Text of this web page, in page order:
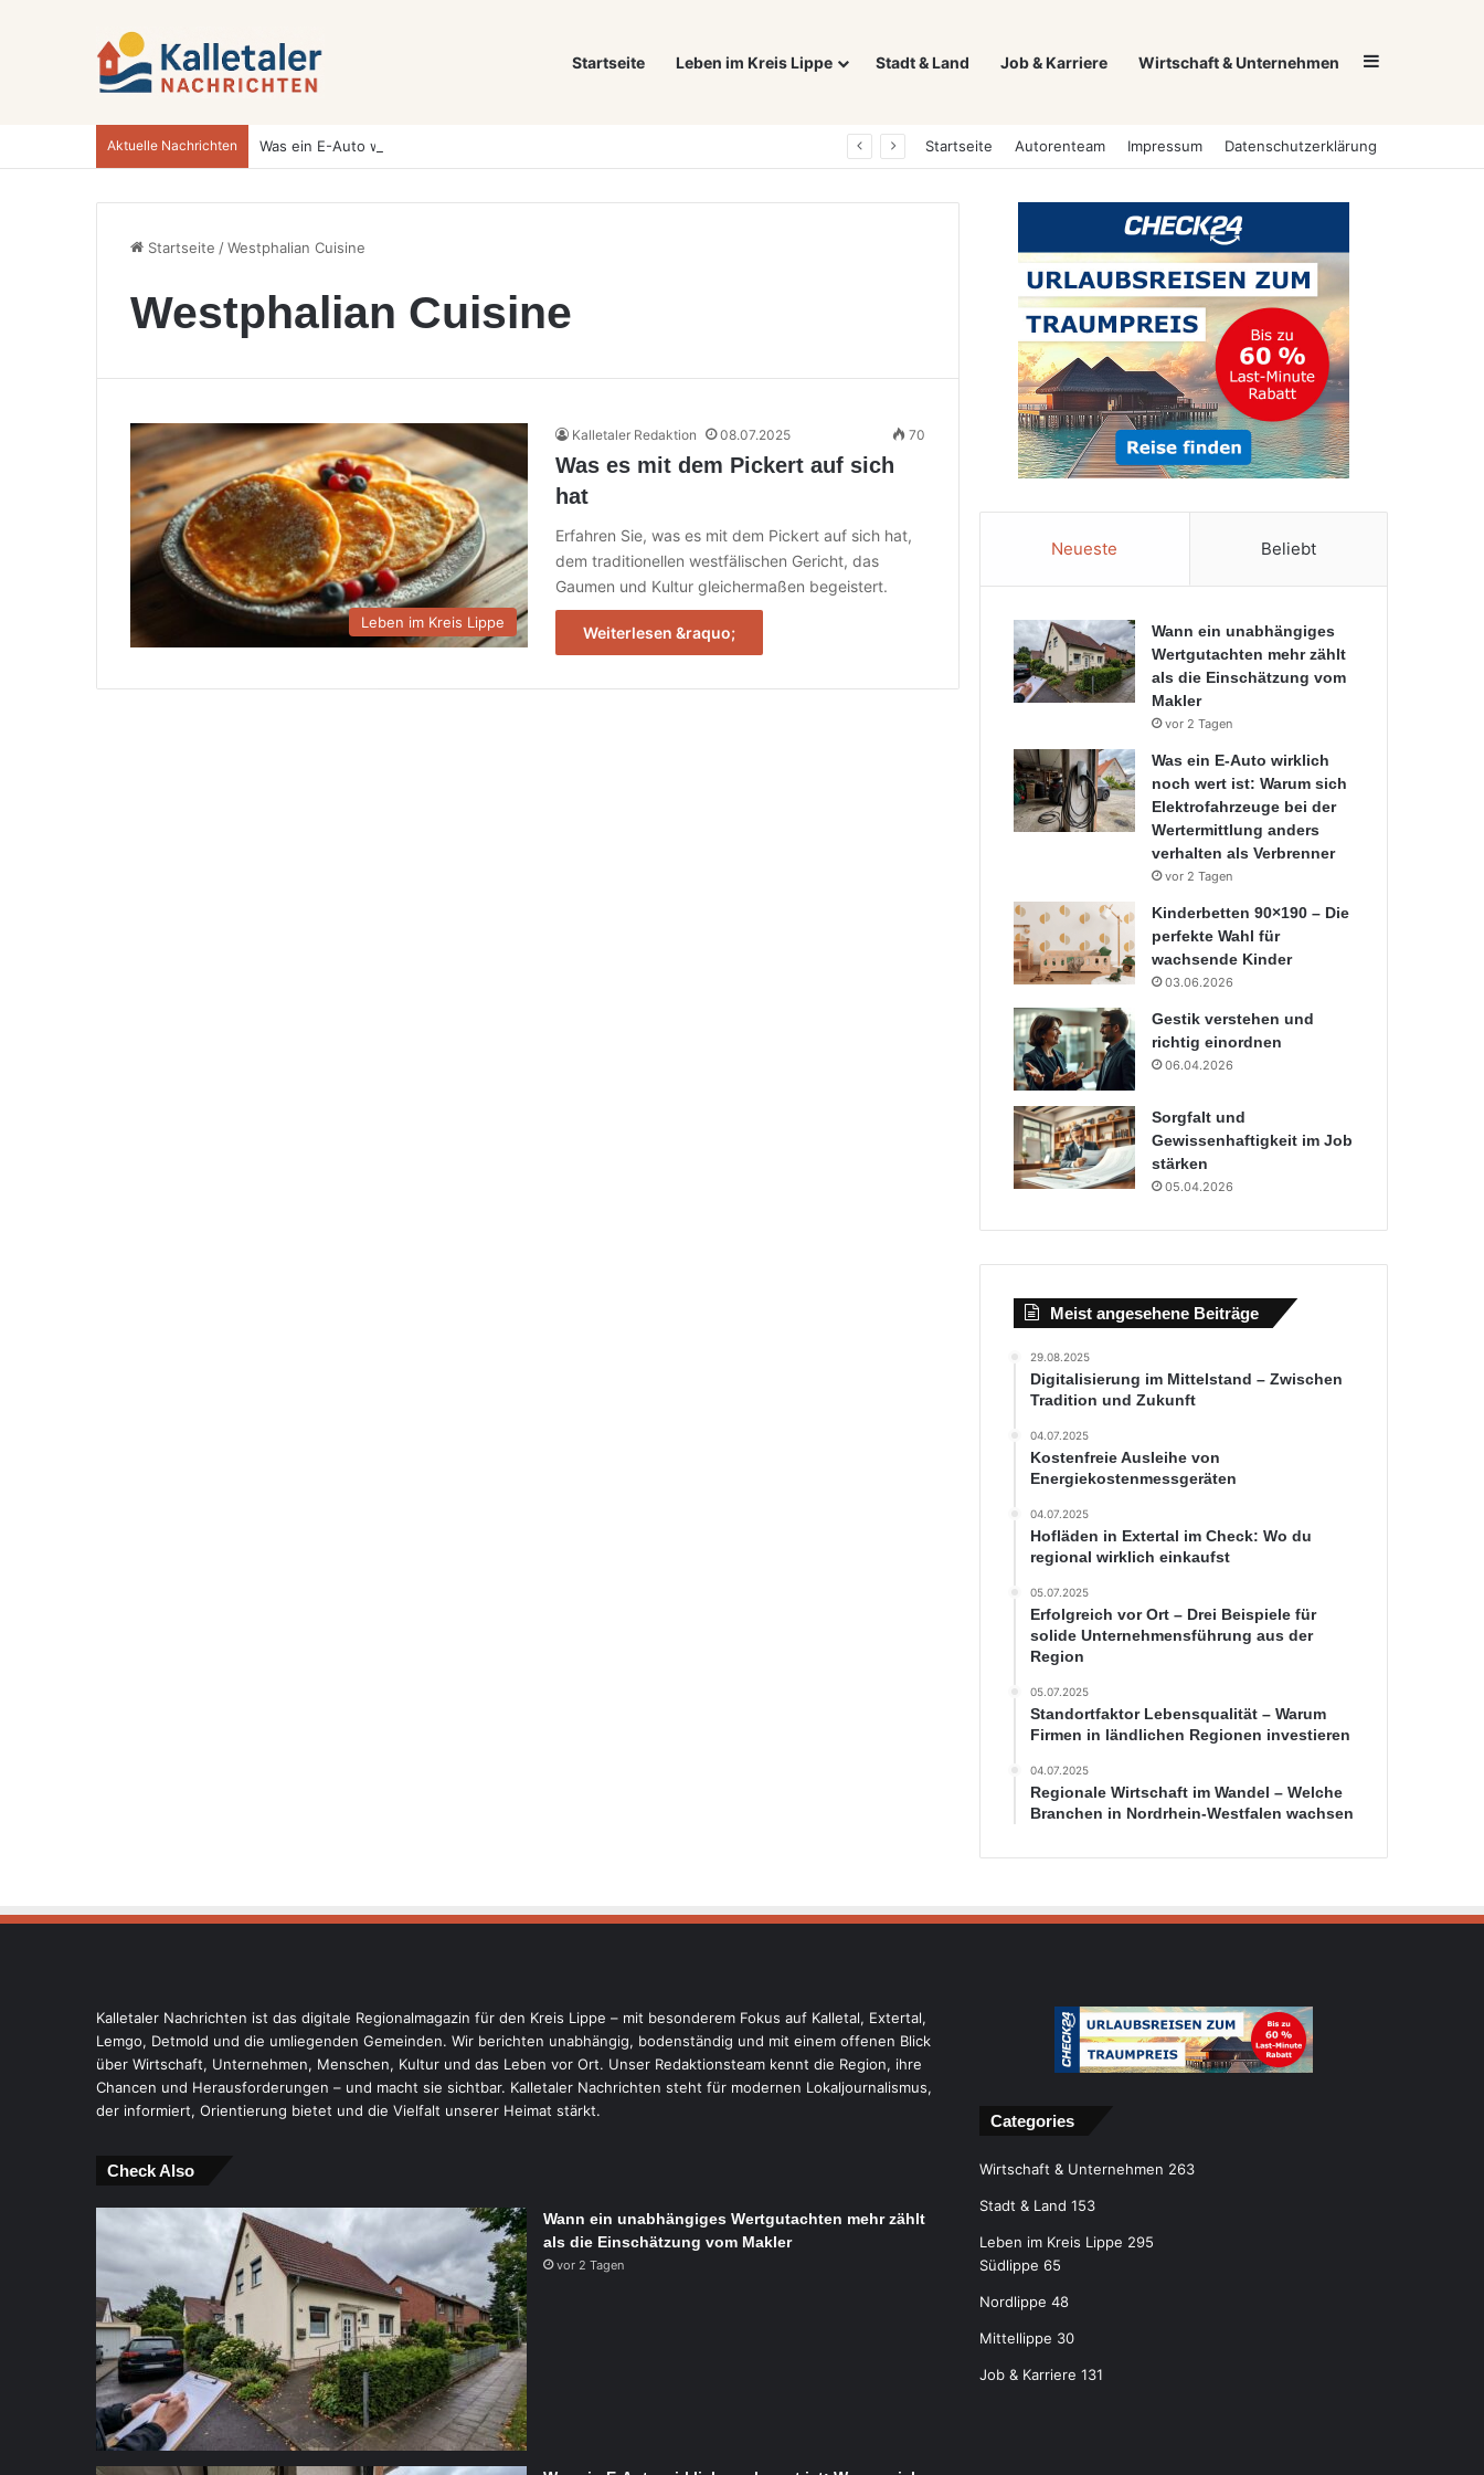
Startseite Leben im Kreis Lippe Stadt & Land Job & Karriere Wirtschaft & Unternehmen Sidebar
Aktuelle Nachrichten Startseite Autorenteam Impressum Datenschutzerklärung
Startseite /Westphalian Cuisine
Westphalian Cuisine
Leben im Kreis Lippe
Kalletaler Redaktion 08.07.2025 70
Was es mit dem Pickert auf sich
hat
Erfahren Sie, was es mit dem Pickert auf sich hat,
dem traditionellen westfälischen Gericht, das
Gaumen und Kultur gleichermaßen begeistert.
Weiterlesen &raquo;
Neueste Beliebt
Wann ein unabhängiges
Wertgutachten mehr zählt
als die Einschätzung vom
Makler
vor 2 Tagen
Was ein E-Auto wirklich
noch wert ist: Warum sich
Elektrofahrzeuge bei der
Wertermittlung anders
verhalten als Verbrenner
vor 2 Tagen
Kinderbetten 90×190 – Die
perfekte Wahl für
wachsende Kinder
03.06.2026
Gestik verstehen und
richtig einordnen
06.04.2026
Sorgfalt und
Gewissenhaftigkeit im Job
stärken
05.04.2026
Meist angesehene Beiträge
29.08.2025
Digitalisierung im Mittelstand – Zwischen
Tradition und Zukunft
04.07.2025
Kostenfreie Ausleihe von
Energiekostenmessgeräten
04.07.2025
Hofläden in Extertal im Check: Wo du
regional wirklich einkaufst
05.07.2025
Erfolgreich vor Ort – Drei Beispiele für
solide Unternehmensführung aus der
Region
05.07.2025
Standortfaktor Lebensqualität – Warum
Firmen in ländlichen Regionen investieren
04.07.2025
Regionale Wirtschaft im Wandel – Welche
Branchen in Nordrhein-Westfalen wachsen
Kalletaler Nachrichten ist das digitale Regionalmagazin für den Kreis Lippe – mit besonderem Fokus auf Kalletal, Extertal,
Lemgo, Detmold und die umliegenden Gemeinden. Wir berichten unabhängig, bodenständig und mit einem offenen Blick
über Wirtschaft, Unternehmen, Menschen, Kultur und das Leben vor Ort. Unser Redaktionsteam kennt die Region, ihre
Chancen und Herausforderungen – und macht sie sichtbar. Kalletaler Nachrichten steht für modernen Lokaljournalismus,
der informiert, Orientierung bietet und die Vielfalt unserer Heimat stärkt.
Check Also
Wann ein unabhängiges Wertgutachten mehr zählt
als die Einschätzung vom Makler
vor 2 Tagen
Categories
Wirtschaft & Unternehmen 263
Stadt & Land 153
Leben im Kreis Lippe 295
Südlippe 65
Nordlippe 48
Mittellippe 30
Job & Karriere 131